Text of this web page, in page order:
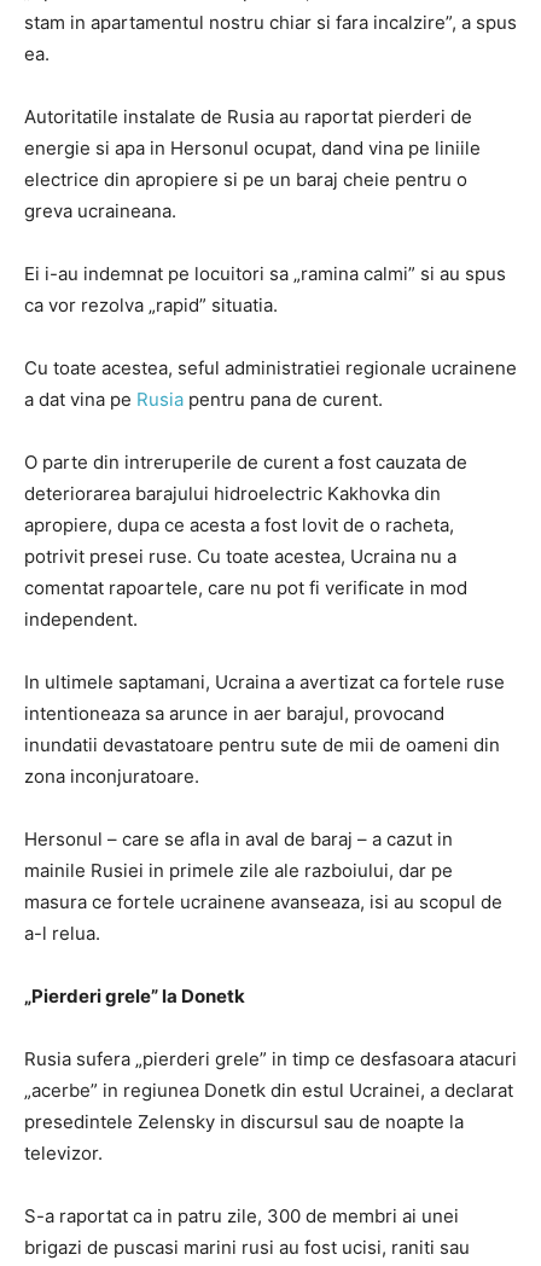
stam in apartamentul nostru chiar si fara incalzire”, a spus
ea.
Autoritatile instalate de Rusia au raportat pierderi de
energie si apa in Hersonul ocupat, dand vina pe liniile
electrice din apropiere si pe un baraj cheie pentru o
greva ucraineana.
Ei i-au indemnat pe locuitori sa „ramina calmi” si au spus
ca vor rezolva „rapid” situatia.
Cu toate acestea, seful administratiei regionale ucrainene
a dat vina pe Rusia pentru pana de curent.
O parte din intreruperile de curent a fost cauzata de
deteriorarea barajului hidroelectric Kakhovka din
apropiere, dupa ce acesta a fost lovit de o racheta,
potrivit presei ruse. Cu toate acestea, Ucraina nu a
comentat rapoartele, care nu pot fi verificate in mod
independent.
In ultimele saptamani, Ucraina a avertizat ca fortele ruse
intentioneaza sa arunce in aer barajul, provocand
inundatii devastatoare pentru sute de mii de oameni din
zona inconjuratoare.
Hersonul – care se afla in aval de baraj – a cazut in
mainile Rusiei in primele zile ale razboiului, dar pe
masura ce fortele ucrainene avanseaza, isi au scopul de
a-l relua.
„Pierderi grele” la Donetk
Rusia sufera „pierderi grele” in timp ce desfasoara atacuri
„acerbe” in regiunea Donetk din estul Ucrainei, a declarat
presedintele Zelensky in discursul sau de noapte la
televizor.
S-a raportat ca in patru zile, 300 de membri ai unei
brigazi de puscasi marini rusi au fost ucisi, raniti sau